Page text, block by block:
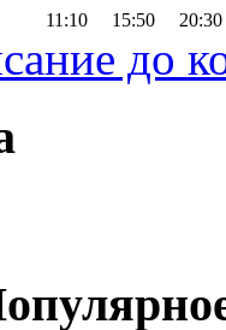
11:10 15:50 20:30
до